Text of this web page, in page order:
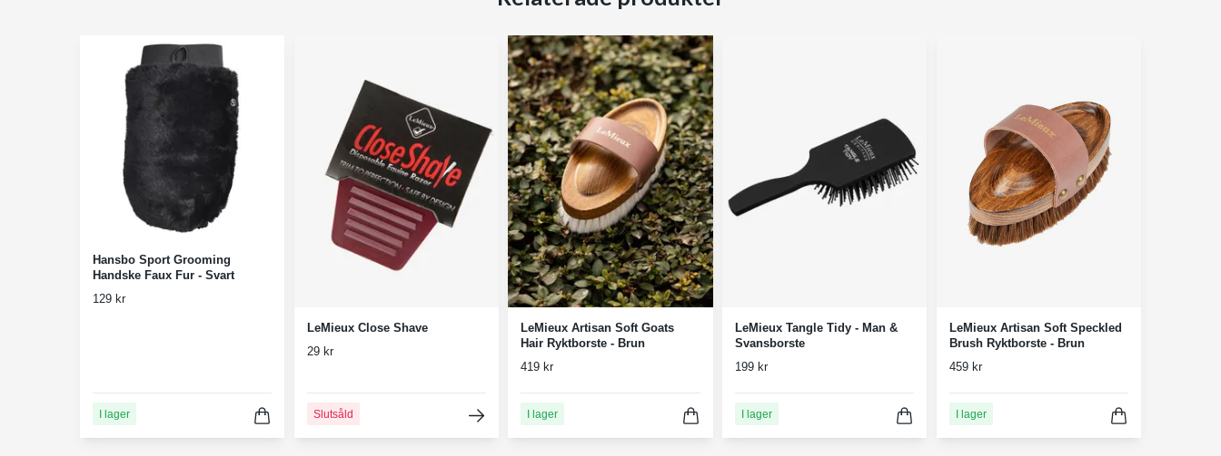
Hansbo Sport Grooming
Handske Faux Fur - Svart
129 kr
I lager
LeMieux Close Shave
29 kr
Slutsåld
LeMieux Artisan Soft Goats
Hair Ryktborste - Brun
419 kr
I lager
LeMieux Tangle Tidy - Man &
Svansborste
199 kr
I lager
LeMieux Artisan Soft Speckled
Brush Ryktborste - Brun
459 kr
I lager